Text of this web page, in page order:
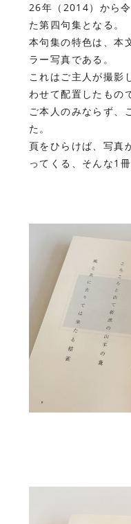
26年（2014）から
た第四句集となる。
本句集の特色は、本
ラー写真である。
これはご主人が撮影
わせて配置したもの
ご本人のみならず、
た。
頁をひらけば、写真
ってくる、そんな1冊